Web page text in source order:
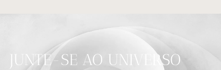
JUNTE-SE AO UNIVERSO